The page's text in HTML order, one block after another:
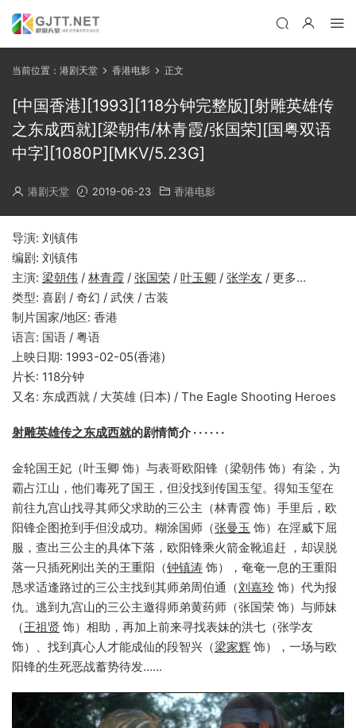
当前位置： 港剧天堂 香港电影 正文
[中国香港][1993][118分钟完整版][射雕英雄传
之东成西就][梁朝伟/林青霞/张国荣][国粤双语
中字][1080P][MKV/5.23G]
港剧天堂 2019-06-23 香港电影
导演: 刘镇伟
编剧: 刘镇伟
主演: 梁朝伟 / 林青霞 / 张国荣 / 叶玉卿 / 张学友 / 更多…
类型: 喜剧 / 奇幻 / 武侠 / 古装
制片国家/地区: 香港
语言: 国语 / 粤语
上映日期: 1993-02-05(香港)
片长: 118分钟
又名: 东成西就 / 大英雄 (日本) / The Eagle Shooting Heroes
射雕英雄传之东成西就的剧情简介 · · · · · ·
金轮国王妃（叶玉卿 饰）与表哥欧阳锋（梁朝伟 饰）有染，为
霸占江山，他们毒死了国王，但没找到传国玉玺。得知玉玺在
前往九宫山找寻其师父求助的三公主（林青霞 饰）手里后，欧
阳锋企图抢到手但没成功。糊涂国师（张曼玉 饰）在淫威下屈
服，查出三公主的具体下落，欧阳锋乘火箭金靴追赶 ，却误脱
落一只插死刚出关的王重阳（钟镇涛 饰），奄奄一息的王重阳
恳求适逢路过的三公主找到其师弟周伯通（刘嘉玲 饰）代为报
仇。逃到九宫山的三公主邀得师弟黄药师（张国荣 饰）与师妹
（王祖贤 饰）相助，再加上前来寻找表妹的洪七（张学友
饰）、找到真心人才能成仙的段智兴（梁家辉 饰），一场与欧
阳锋的生死恶战蓄势待发……